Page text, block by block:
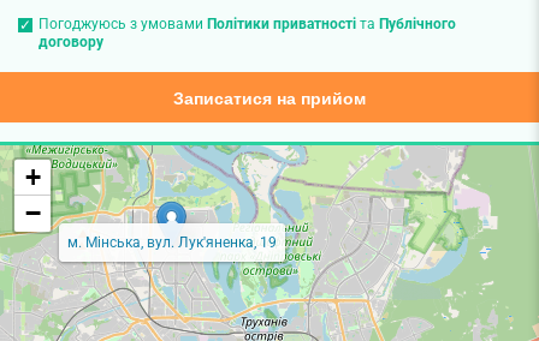
Погоджуюсь з умовами Політики приватностіта Публічного
договору
Записатися на прийом
м. Мінська, вул. Лук'яненка, 19
+
−